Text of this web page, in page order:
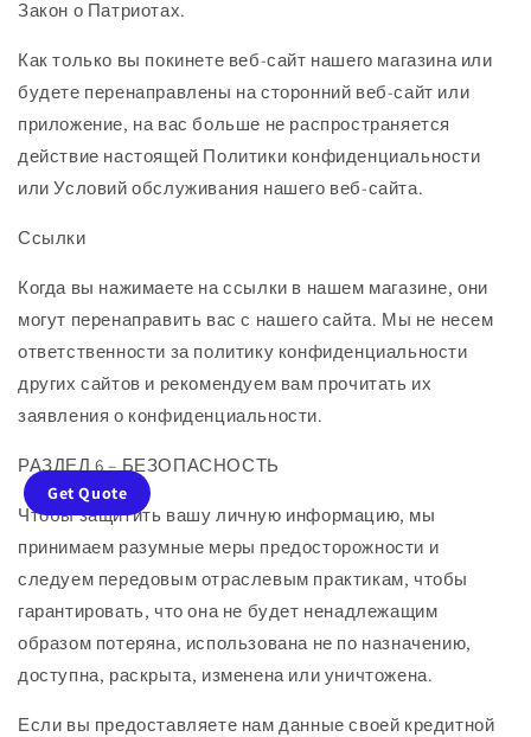
Закон о Патриотах.
Как только вы покинете веб-сайт нашего магазина или
будете перенаправлены на сторонний веб-сайт или
приложение, на вас больше не распространяется
действие настоящей Политики конфиденциальности
или Условий обслуживания нашего веб-сайта.
Ссылки
Когда вы нажимаете на ссылки в нашем магазине, они
могут перенаправить вас с нашего сайта. Мы не несем
ответственности за политику конфиденциальности
других сайтов и рекомендуем вам прочитать их
заявления о конфиденциальности.
РАЗДЕЛ 6 – БЕЗОПАСНОСТЬ
Чтобы защитить вашу личную информацию, мы
принимаем разумные меры предосторожности и
следуем передовым отраслевым практикам, чтобы
гарантировать, что она не будет ненадлежащим
образом потеряна, использована не по назначению,
доступна, раскрыта, изменена или уничтожена.
Если вы предоставляете нам данные своей кредитной
Get Quote